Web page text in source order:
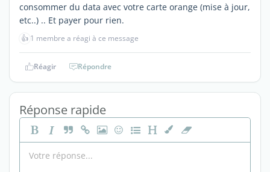
consommer du data avec votre carte orange (mise à jour,
etc..) .. Et payer pour rien.
👍 1 membre a réagi à ce message
Réagir Répondre
Réponse rapide